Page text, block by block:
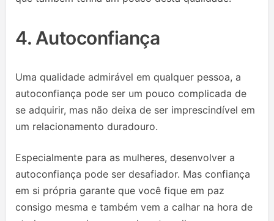
4. Autoconfiança
Uma qualidade admirável em qualquer pessoa, a
autoconfiança pode ser um pouco complicada de
se adquirir, mas não deixa de ser imprescindível em
um relacionamento duradouro.
Especialmente para as mulheres, desenvolver a
autoconfiança pode ser desafiador. Mas confiança
em si própria garante que você fique em paz
consigo mesma e também vem a calhar na hora de